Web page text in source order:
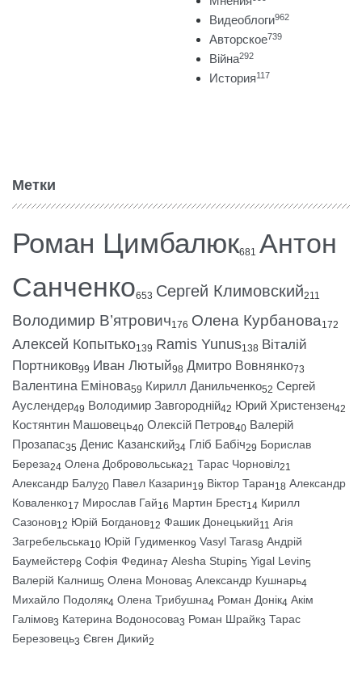
Видеоблоги962
Авторское739
Війна292
История117
Метки
Роман Цимбалюк681 Антон
Санченко653 Сергей Климовский211
Володимир В’ятрович176 Олена Курбанова172
Алексей Копытько139 Ramis Yunus138 Віталій
Портников99 Иван Лютый98 Дмитро Вовнянко73
Валентина Емінова59 Кирилл Данильченко52 Сергей
Ауслендер49 Володимир Завгородній42 Юрий Христензен42
Костянтин Машовець40 Олексій Петров40 Валерій
Прозапас35 Денис Казанский34 Гліб Бабіч29 Борислав
Береза24 Олена Добровольська21 Тарас Чорновіл21
Александр Балу20 Павел Казарин19 Віктор Таран18 Александр
Коваленко17 Мирослав Гай16 Мартин Брест14 Кирилл
Сазонов12 Юрій Богданов12 Фашик Донецький11 Агія
Загребельська10 Юрій Гудименко9 Vasyl Taras8 Андрій
Баумейстер8 Софія Федина7 Alesha Stupin5 Yigal Levin5
Валерій Калниш5 Олена Монова5 Александр Кушнарь4
Михайло Подоляк4 Олена Трибушна4 Роман Донік4 Акім
Галімов3 Катерина Водоносова3 Роман Шрайк3 Тарас
Березовець3 Євген Дикий2